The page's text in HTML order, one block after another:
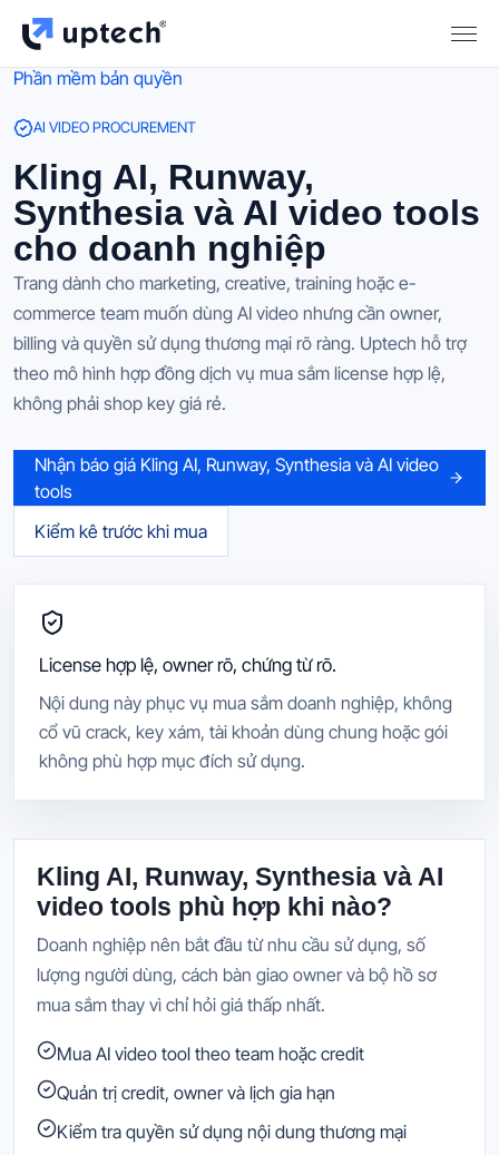
Phần mềm bản quyền
AI VIDEO PROCUREMENT
Kling AI, Runway,
Synthesia và AI video tools
cho doanh nghiệp
Trang dành cho marketing, creative, training hoặc e-
commerce team muốn dùng AI video nhưng cần owner,
billing và quyền sử dụng thương mại rõ ràng. Uptech hỗ trợ
theo mô hình hợp đồng dịch vụ mua sắm license hợp lệ,
không phải shop key giá rẻ.
Nhận báo giá Kling AI, Runway, Synthesia và AI video
tools
Kiểm kê trước khi mua
License hợp lệ, owner rõ, chứng từ rõ.
Nội dung này phục vụ mua sắm doanh nghiệp, không
cổ vũ crack, key xám, tài khoản dùng chung hoặc gói
không phù hợp mục đích sử dụng.
Kling AI, Runway, Synthesia và AI
video tools phù hợp khi nào?
Doanh nghiệp nên bắt đầu từ nhu cầu sử dụng, số
lượng người dùng, cách bàn giao owner và bộ hồ sơ
mua sắm thay vì chỉ hỏi giá thấp nhất.
Mua AI video tool theo team hoặc credit
Quản trị credit, owner và lịch gia hạn
Kiểm tra quyền sử dụng nội dung thương mại